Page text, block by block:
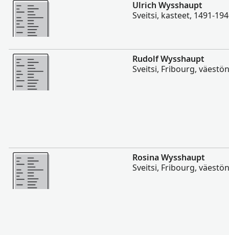
Ulrich Wysshaupt
Sveitsi, kasteet, 1491-
Enemmän
Rudolf Wysshaupt
Sveitsi, Fribourg,
Enemmän
Rosina Wysshaupt
Sveitsi, Fribourg,